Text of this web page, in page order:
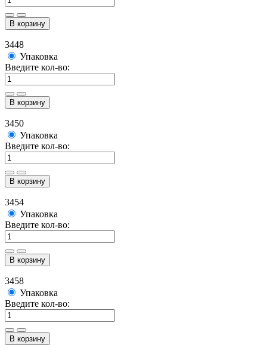
В корзину
3448
Упаковка
Введите кол-во:
В корзину
3450
Упаковка
Введите кол-во:
В корзину
3454
Упаковка
Введите кол-во:
В корзину
3458
Упаковка
Введите кол-во:
В корзину